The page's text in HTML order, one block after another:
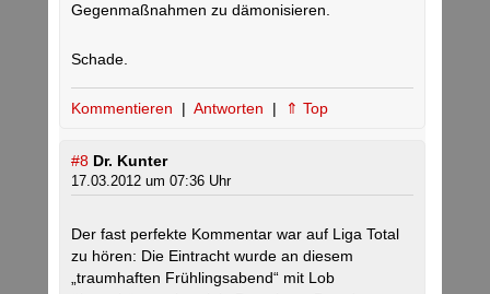
Gegenmaßnahmen zu dämonisieren.
Schade.
Kommentieren | Antworten | ⇑ Top
#8 Dr. Kunter
17.03.2012 um 07:36 Uhr
Der fast perfekte Kommentar war auf Liga Total
zu hören: Die Eintracht wurde an diesem
„traumhaften Frühlingsabend“ mit Lob